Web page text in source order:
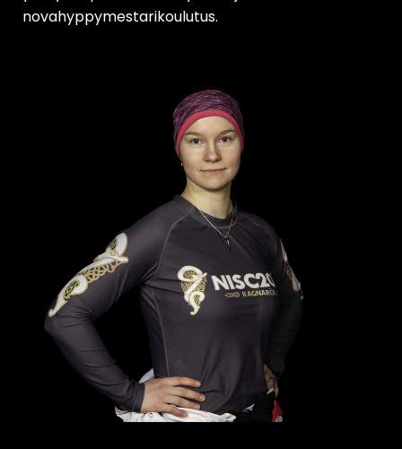
novahyppymestarikoulutus.